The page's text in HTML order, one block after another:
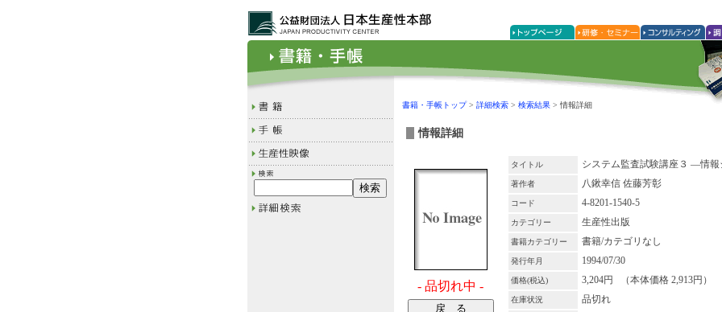
書籍・手帳トップ> 詳細検索 > 検索結果 > 情報詳細
情報詳細
- 品切れ中 -
タイトル システム監査試験講座３ ―情
著作者 八鍬幸信 佐藤芳彰
コード 4-8201-1540-5
カテゴリー 生産性出版
書籍カテゴリー 書籍/カテゴリなし
発行年月 1994/07/30
価格(税込) 3,204円 （本体価格 2,913円）
在庫状況 品切れ